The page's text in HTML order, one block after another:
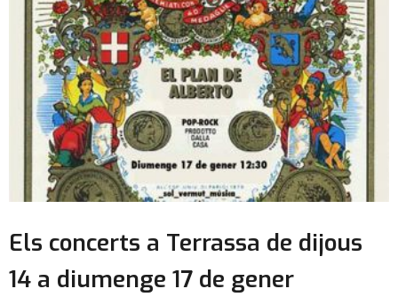
Els concerts a Terrassa de dijous
14 a diumenge 17 de gener